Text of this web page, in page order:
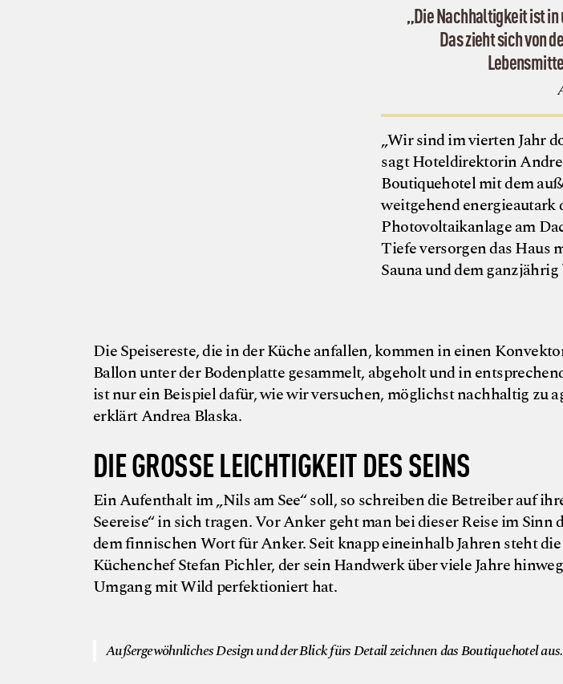
„Die Nachhaltigkeit ist in
Das zieht sich von
„Wir sind im vierten Jahr
sagt Hoteldirektorin
Boutiquehotel mit dem
weitgehend energieautark
Photovoltaikanlage am
Tiefe versorgen das Haus
Sauna und dem
Die Speisereste, die in der Küche anfallen, kommen in einen
Ballon unter der Bodenplatte gesammelt, abgeholt und in
ist nur ein Beispiel dafür, wie wir versuchen, möglichst nachhaltig zu
erklärt Andrea Blaska.
DIE GROSSE LEICHTIGKEIT DES SEINS
Ein Aufenthalt im „Nils am See“ soll, so schreiben die Betreiber auf
Seereise“ in sich tragen. Vor Anker geht man bei dieser Reise im Sinn
dem finnischen Wort für Anker. Seit knapp eineinhalb Jahren steht
Küchenchef Stefan Pichler, der sein Handwerk über viele Jahre
Umgang mit Wild perfektioniert hat.
Außergewöhnliches Design und der Blick fürs Detail zeichnen das Boutiquehotel aus.